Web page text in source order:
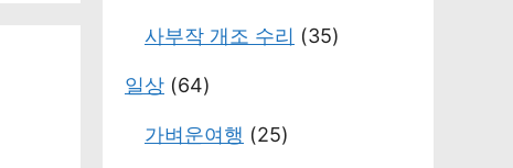
사부작 개조 수리 (35)
일상 (64)
가벼운여행 (25)